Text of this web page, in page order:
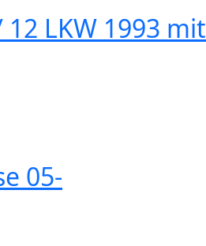
LKW 1993 mit
05-